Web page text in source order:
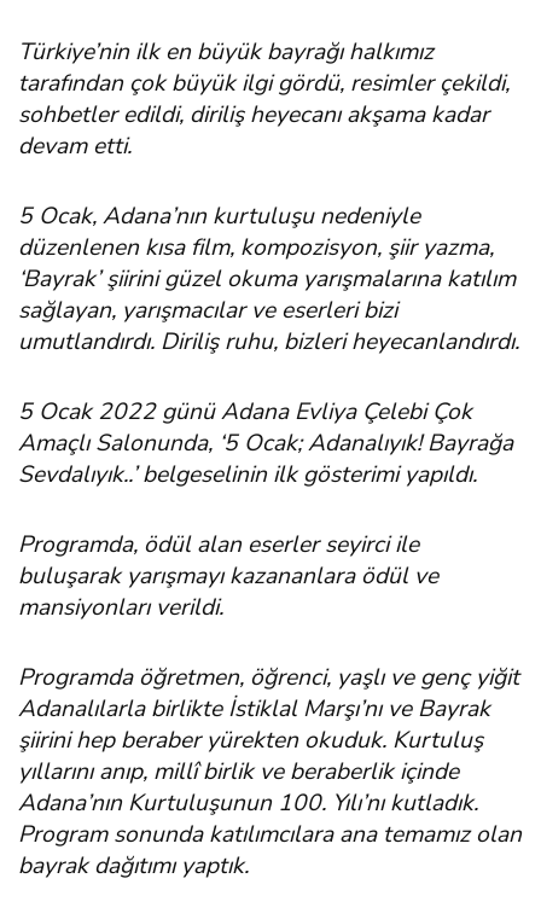
Türkiye’nin ilk en büyük bayrağı halkımız
tarafından çok büyük ilgi gördü, resimler çekildi,
sohbetler edildi, diriliş heyecanı akşama kadar
devam etti.
5 Ocak, Adana’nın kurtuluşu nedeniyle
düzenlenen kısa film, kompozisyon, şiir yazma,
‘Bayrak’ şiirini güzel okuma yarışmalarına katılım
sağlayan, yarışmacılar ve eserleri bizi
umutlandırdı. Diriliş ruhu, bizleri heyecanlandırdı.
5 Ocak 2022 günü Adana Evliya Çelebi Çok
Amaçlı Salonunda, ‘5 Ocak; Adanalıyık! Bayrağa
Sevdalıyık..’ belgeselinin ilk gösterimi yapıldı.
Programda, ödül alan eserler seyirci ile
buluşarak yarışmayı kazananlara ödül ve
mansiyonları verildi.
Programda öğretmen, öğrenci, yaşlı ve genç yiğit
Adanalılarla birlikte İstiklal Marşı’nı ve Bayrak
şiirini hep beraber yürekten okuduk. Kurtuluş
yıllarını anıp, millî birlik ve beraberlik içinde
Adana’nın Kurtuluşunun 100. Yılı’nı kutladık.
Program sonunda katılımcılara ana temamız olan
bayrak dağıtımı yaptık.